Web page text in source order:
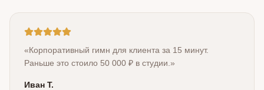
«Корпоративный гимн для клиента за 15 минут.
Раньше это стоило 50 000 ₽ в студии. »
Иван Т.